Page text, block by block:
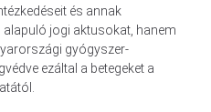
és annak
jogi aktusokat, hanem
gyógyszer-
ezáltal a betegeket a